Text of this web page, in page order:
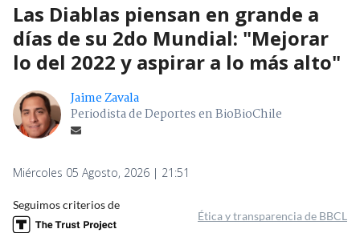
Las Diablas piensan en grande a
días de su 2do Mundial: "Mejorar
lo del 2022 y aspirar a lo más alto"
Jaime Zavala
Periodista de Deportes en BioBioChile
Miércoles 05 Agosto, 2026 | 21:51
Seguimos criterios de
Ética y transparencia de BBCL